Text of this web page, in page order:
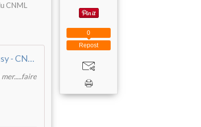
CNML
Piwisy - CNML EH 2022 02 27 - Les photos de Piwisy Armor
Repost
0